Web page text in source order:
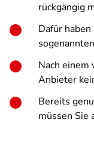
rückgängig
Dafür
Nach
Anbieter
Bereits
müssen Sie